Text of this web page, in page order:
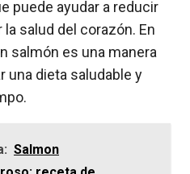
puede ayudar a reducir
salud del corazón. En
salmón es una manera
una dieta saludable y
Salmon